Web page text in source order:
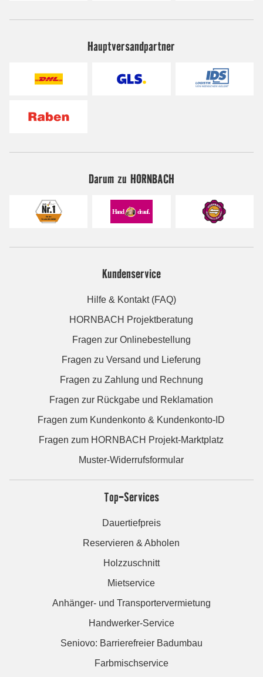
Hauptversandpartner
Darum zu HORNBACH
Kundenservice
Hilfe & Kontakt (FAQ)
HORNBACH Projektberatung
Fragen zur Onlinebestellung
Fragen zu Versand und Lieferung
Fragen zu Zahlung und Rechnung
Fragen zur Rückgabe und Reklamation
Fragen zum Kundenkonto & Kundenkonto-ID
Fragen zum HORNBACH Projekt-Marktplatz
Muster-Widerrufsformular
Top-Services
Dauertiefpreis
Reservieren & Abholen
Holzzuschnitt
Mietservice
Anhänger- und Transportervermietung
Handwerker-Service
Seniovo: Barrierefreier Badumbau
Farbmischservice